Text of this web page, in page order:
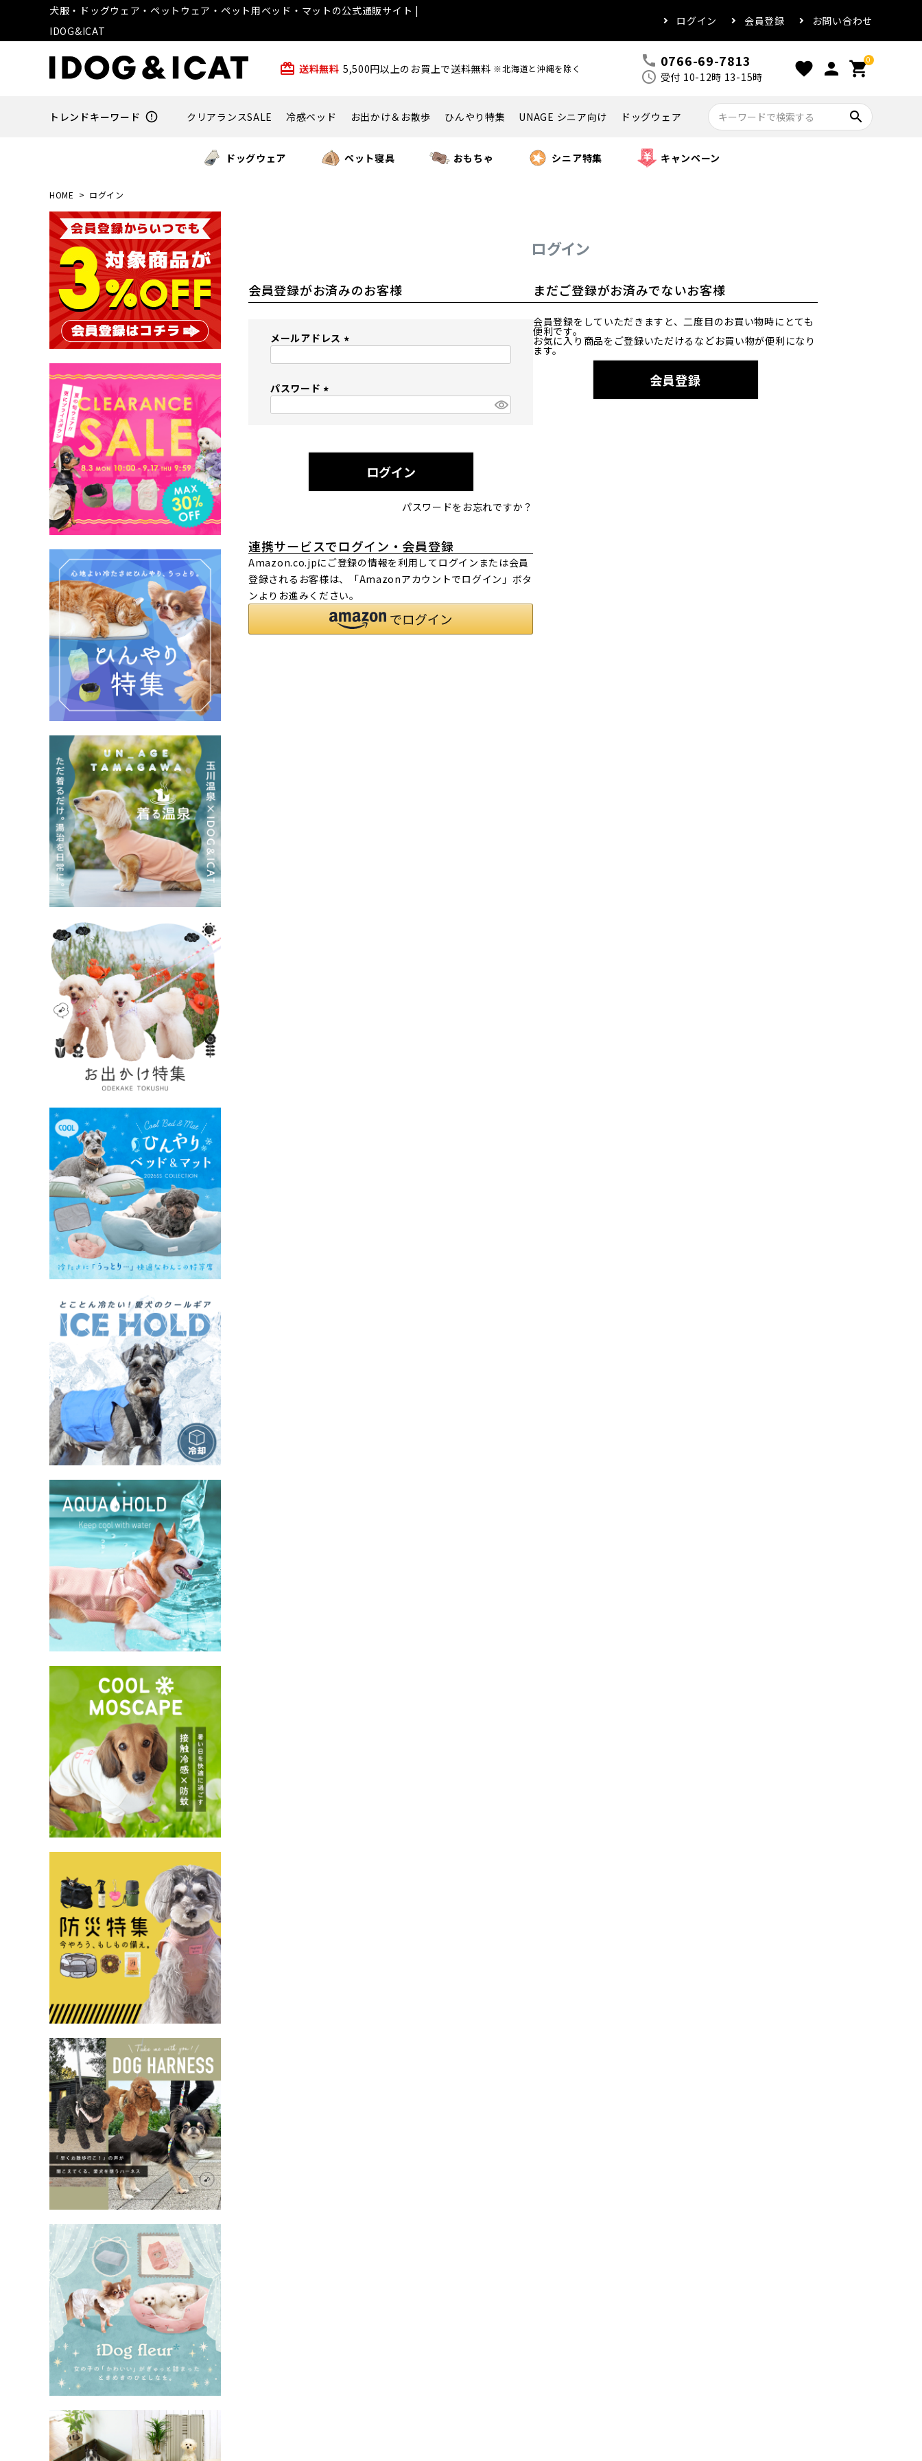
犬服・ドッグウェア・ペットウェア・ペット用ベッド・マットの公式通販サイト |
IDOG&ICAT
ログイン 会員登録 お問い合わせ
card_giftcard 送料無料 5,500円以上のお買上で送料無料 ※北海道と沖縄を除く call 0766-69-7813
schedule 受付 10-12時 13-15時 favorite person 0
shopping_cart
トレンドキーワード error_outline クリアランスSALE 冷感ベッド お出かけ＆お散歩 ひんやり特集 UNAGE シニア向け ドッグウェア search
ドッグウェア ペット寝具 おもちゃ シニア特集 キャンペーン
HOME ログイン
ログイン
会員登録がお済みのお客様
メールアドレス
パスワード
)
ログイン
パスワードをお忘れですか？
連携サービスでログイン・会員登録
Amazon.co.jpにご登録の情報を利用してログインまたは会員
登録されるお客様は、「Amazonアカウントでログイン」ボタ
ンよりお進みください。
まだご登録がお済みでないお客様
会員登録をしていただきますと、二度目のお買い物時にとても
便利です。
お気に入り商品をご登録いただけるなどお買い物が便利になり
ます。
会員登録